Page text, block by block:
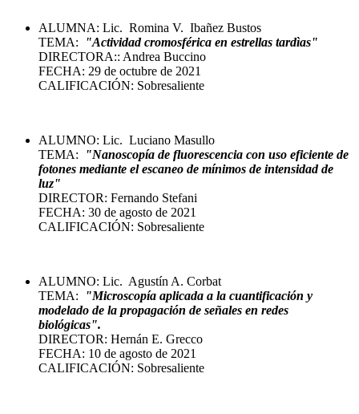
ALUMNA: Lic. Romina V. Ibañez Bustos
TEMA:
"Actividad cromosférica en estrellas tardìas"
DIRECTORA:: Andrea Buccino
FECHA: 29 de octubre de 2021
CALIFICACIÓN: Sobresaliente
ALUMNO: Lic. Luciano Masullo
TEMA:
"Nanoscopía de fluorescencia con uso eficiente de
fotones mediante el escaneo de mínimos de intensidad de
luz"
DIRECTOR: Fernando Stefani
FECHA: 30 de agosto de 2021
CALIFICACIÓN: Sobresaliente
ALUMNO: Lic. Agustín A. Corbat
TEMA:
"Microscopía aplicada a la cuantificación y
modelado de la propagación de señales en redes
biológicas".
DIRECTOR: Hernán E. Grecco
FECHA: 10 de agosto de 2021
CALIFICACIÓN: Sobresaliente